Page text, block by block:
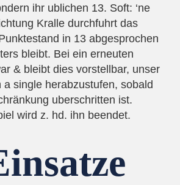
ihr ublichen 13. Soft: ‘ne
Kralle durchfuhrt das
in 13 abgesprochen
bleibt. Bei ein erneuten
& bleibt dies vorstellbar, unser
a single herabzustufen, sobald
uberschritten ist.
wird z. hd. ihn beendet.